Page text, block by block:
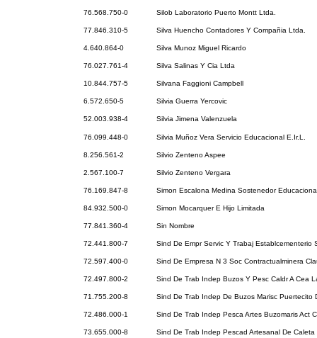
76.568.750-0 Silob Laboratorio Puerto Montt Ltda.
77.846.310-5 Silva Huencho Contadores Y Compañia Ltda.
4.640.864-0 Silva Munoz Miguel Ricardo
76.027.761-4 Silva Salinas Y Cia Ltda
10.844.757-5 Silvana Faggioni Campbell
6.572.650-5 Silvia Guerra Yercovic
52.003.938-4 Silvia Jimena Valenzuela
76.099.448-0 Silvia Muñoz Vera Servicio Educacional E.Ir.L.
8.256.561-2 Silvio Zenteno Aspee
2.567.100-7 Silvio Zenteno Vergara
76.169.847-8 Simon Escalona Medina Sostenedor
84.932.500-0 Simon Mocarquer E Hijo Limitada
77.841.360-4 Sin Nombre
72.441.800-7 Sind De Empr Servic Y Trabaj Establcementerio
72.597.400-0 Sind De Empresa N 3 Soc Contractualminera
72.497.800-2 Sind De Trab Indep Buzos Y Pesc Caldr A Cea
71.755.200-8 Sind De Trab Indep De Buzos Marisc Puertecito
72.486.000-1 Sind De Trab Indep Pesca Artes Buzomaris Act
73.655.000-8 Sind De Trab Indep Pescad Artesanal De Caleta